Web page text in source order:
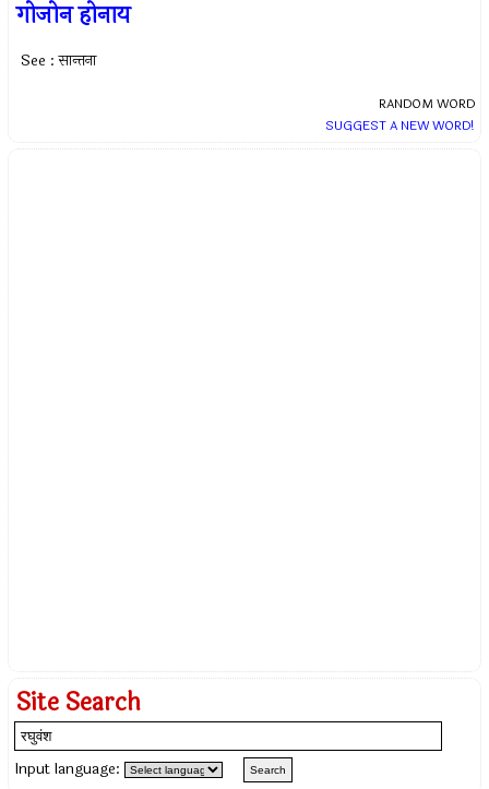
गोजोन होनाय
See : सान्तना
RANDOM WORD
SUGGEST A NEW WORD!
Site Search
Input language: